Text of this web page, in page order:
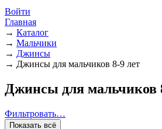
Войти
Главная
→ Каталог
→ Мальчики
→ Джинсы
→ Джинсы для мальчиков 8-9 лет
Джинсы для мальчиков
Фильтровать…
Показать всё